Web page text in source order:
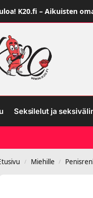
K20.fi – Aikuisten
Seksilelut ja
/ Miehille /